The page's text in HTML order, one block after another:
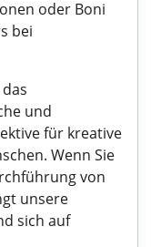
oder Boni
bei
und
für kreative
Wenn Sie
von
unsere
sich auf